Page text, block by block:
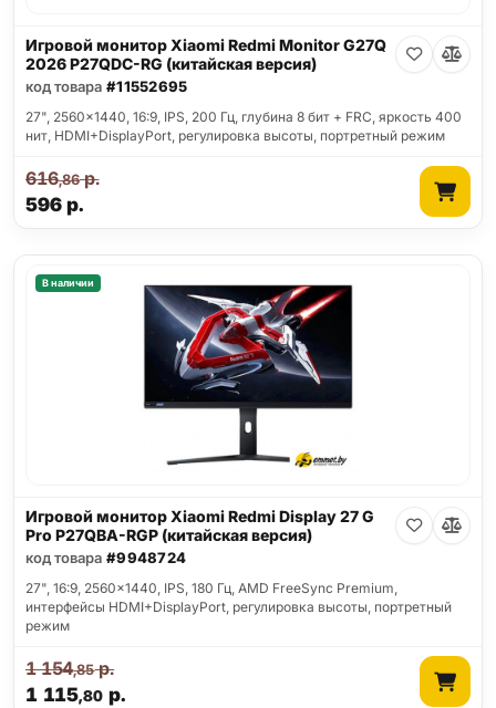
Игровой монитор Xiaomi Redmi Monitor G27Q
2026 P27QDC-RG (китайская версия)
код товара #11552695
27", 2560x1440, 16:9, IPS, 200 Гц, глубина 8 бит + FRC, яркость 400
нит, HDMI+DisplayPort, регулировка высоты, портретный режим
596р.
616,86р.
В наличии
Игровой монитор Xiaomi Redmi Display 27 G
Pro P27QBA-RGP (китайская версия)
код товара #9948724
27", 16:9, 2560x1440, IPS, 180 Гц, AMD FreeSync Premium,
интерфейсы HDMI+DisplayPort, регулировка высоты, портретный
режим
1 115,80 р.
1 154,85р.